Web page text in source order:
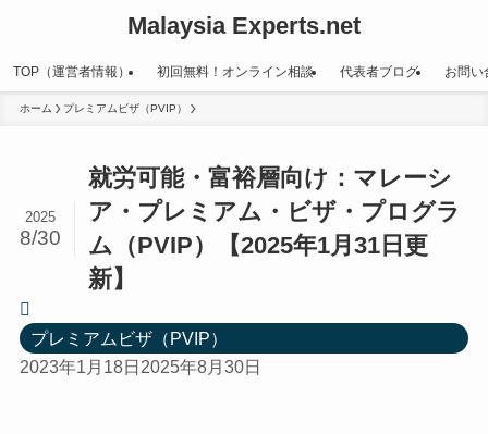
Malaysia Experts.net
TOP（運営者情報） 初回無料！オンライン相談 代表者ブログ お問い
ホーム プレミアムビザ（PVIP）
就労可能・富裕層向け：マレーシ
ア・プレミアム・ビザ・プログラ
ム（PVIP）【2025年1月31日更
新】
2025
8/30
プレミアムビザ（PVIP）
2023年1月18日 2025年8月30日